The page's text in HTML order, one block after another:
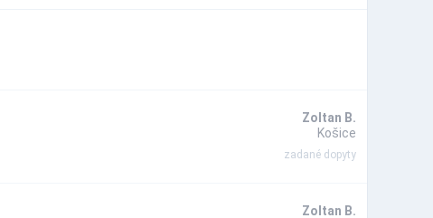
Zoltan B.
Košice
zadané dopyty
Zoltan B.